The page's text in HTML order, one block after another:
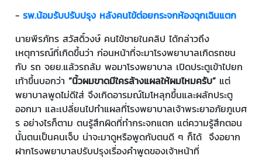
- รพ.น้อมรับปรับปรุง หลังคนไข้ต่อยกระจกห้องฉุกเฉินแตก
นายพีรภัทร สวัสดิ์วงษ์ คนไข้ชายในคลิป ได้กล่าวถึง
เหตุการณ์ที่เกิดขึ้นว่า ก่อนหน้าที่จะมาโรงพยาบาลเกิดรถชน
กับ รถ จยย.แล้วรถล้ม พอมาโรงพยาบาล เปิดประตูเข้าไปยก
เท้าขึ้นบอกว่า “นิ้วผมขาดมีใครล้างแผลให้ผมไหมครับ” แต่
พยาบาลพูดไม่ดีใส่ จึงเกิดอารมณ์โมโหลุกขึ้นและผลักประตู
ออกมา และเปลี่ยนไปทำแผลที่โรงพยาบาลเจ้าพระยาอภัยภูเบศ
ร อย่างไรก็ตาม ตนรู้สึกผิดที่ทำกระจกแตก แต่ความรู้สึกตอน
นั้นตนเป็นคนเจ็บ น่าจะมาดูหรือพูดกับตนดี ๆ ก็ได้ จึงอยาก
ฝากโรงพยาบาลปรับปรุงเรื่องคำพูดของเจ้าหน้าที่